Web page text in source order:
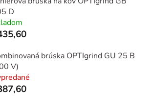
D
brúska OPTIgrind GU 25 B
V)